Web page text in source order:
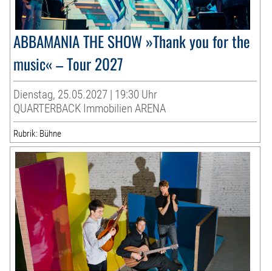
ABBAMANIA THE SHOW »Thank you for the
music« – Tour 2027
Dienstag, 25.05.2027 | 19:30 Uhr
QUARTERBACK Immobilien ARENA
Rubrik: Bühne